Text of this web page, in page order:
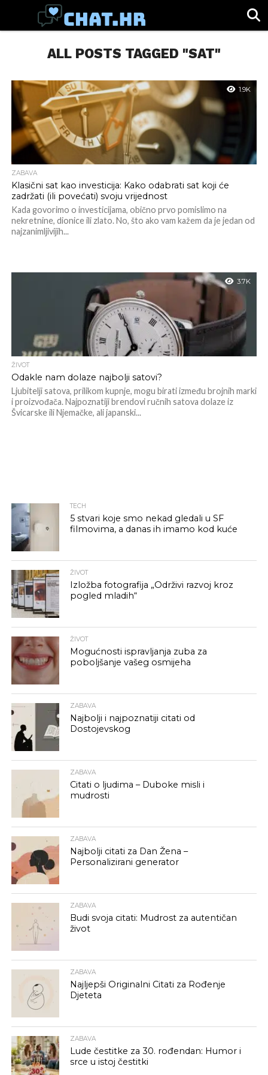
CHAT.HR
ZABAVA
VIRALNOALL POSTS TAGGED "SAT"
1.9K
ZABAVA
Klasični sat kao investicija: Kako odabrati sat koji će
zadržati (ili povećati) svoju vrijednost
Kada govorimo o investicijama, obično prvo pomislimo na
nekretnine, dionice ili zlato. No, što ako vam kažem da je jedan od
najzanimljivijih...
3.7K
ŽIVOT
Odakle nam dolaze najbolji satovi?
Ljubitelji satova, prilikom kupnje, mogu birati između brojnih marki
i proizvođača. Najpoznatiji brendovi ručnih satova dolaze iz
Švicarske ili Njemačke, ali japanski...
TECH
5 stvari koje smo nekad gledali u SF
filmovima, a danas ih imamo kod kuće
ŽIVOT
Izložba fotografija „Održivi razvoj kroz
pogled mladih“
ŽIVOT
Mogućnosti ispravljanja zuba za
poboljšanje vašeg osmijeha
ZABAVA
Najbolji i najpoznatiji citati od
Dostojevskog
ZABAVA
Citati o ljudima – Duboke misli i
mudrosti
ZABAVA
Najbolji citati za Dan Žena –
Personalizirani generator
ZABAVA
Budi svoja citati: Mudrost za autentičan
život
ZABAVA
Najljepši Originalni Citati za Rođenje
Djeteta
ZABAVA
Lude čestitke za 30. rođendan: Humor i
srce u istoj čestitki